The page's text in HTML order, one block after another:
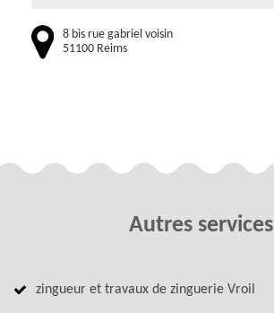
8 bis rue gabriel voisin
51100 Reims
Autres services
zingueur et travaux de zinguerie Vroil